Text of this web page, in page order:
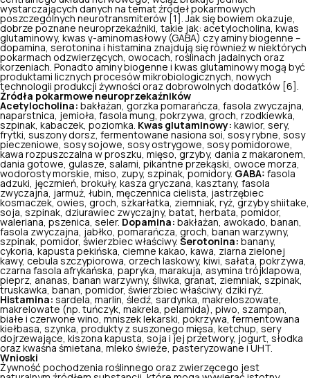
wystarczających danych na temat źródeł pokarmowych
poszczególnych neurotransmiterów [1]. Jak się bowiem okazuje,
dobrze poznane neuroprzekaźniki , takie jak: acetylocholina, kwas
glutaminowy, kwas γ-aminomasłowy (GABA) czy aminy biogenne –
dopamina, serotonina i histamina znajdują się również w niektórych
pokarmach odzwierzęcych, owocach, roślinach jadalnych oraz
korzeniach. Ponadto aminy biogenne i kwas glutaminowy mogą być
produktami licznych procesów mikrobiologicznych, nowych
technologii produkcji żywności oraz dobrowolnych dodatków [6].
Źródła pokarmowe neuroprzekaźników
Acetylocholina: bakłażan, gorzka pomarańcza, fasola zwyczajna,
naparstnica, jemioła, fasola mung, pokrzywa, groch, rzodkiewka,
szpinak, kabaczek, poziomka. Kwas glutaminowy: kawior, sery,
frytki, suszony dorsz, fermentowane nasiona soi, sosy rybne, sosy
pieczeniowe, sosy sojowe, sosy ostrygowe, sosy pomidorowe,
kawa rozpuszczalna w proszku, mięso, grzyby, dania z makaronem,
dania gotowe, gulasze, salami, pikantne przekąski, owoce morza,
wodorosty morskie, miso, zupy, szpinak, pomidory. GABA: fasola
adzuki, jęczmień, brokuły, kasza gryczana, kasztany, fasola
zwyczajna, jarmuż, łubin, męczennica cielista, jastrzębiec
kosmaczek, owies, groch, szkarłatka, ziemniak, ryż, grzyby shiitake,
soja, szpinak, dziurawiec zwyczajny, batat, herbata, pomidor,
waleriana, pszenica, seler. Dopamina: bakłażan, awokado, banan,
fasola zwyczajna, jabłko, pomarańcza, groch, banan warzywny,
szpinak, pomidor, świerzbiec właściwy. Serotonina: banany,
cykoria, kapusta pekińska, ciemne kakao, kawa, ziarna zielonej
kawy, cebula szczypiorowa, orzech laskowy, kiwi, sałata, pokrzywa,
czarna fasola afrykańska, papryka, marakuja, asymina trójklapowa,
pieprz, ananas, banan warzywny, śliwka, granat, ziemniak, szpinak,
truskawka, banan, pomidor, świerzbiec właściwy, dziki ryż.
Histamina: sardela, marlin, śledź, sardynka, makreloszowate,
makrelowate (np. tuńczyk, makrela, pelamida), piwo, szampan,
białe i czerwone wino, mniszek lekarski, pokrzywa, fermentowana
kiełbasa, szynka, produkty z suszonego mięsa, ketchup, sery
dojrzewające, kiszona kapusta, soja i jej przetwory, jogurt, słodka
oraz kwaśna śmietana, mleko świeże, pasteryzowane i UHT.
Wnioski
Żywność pochodzenia roślinnego oraz zwierzęcego jest